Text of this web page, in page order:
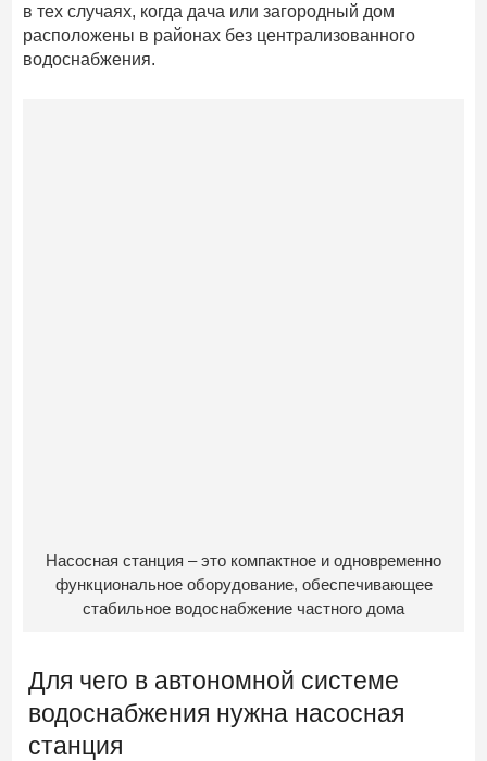
в тех случаях, когда дача или загородный дом
расположены в районах без централизованного
водоснабжения.
Насосная станция – это компактное и одновременно
функциональное оборудование, обеспечивающее
стабильное водоснабжение частного дома
Для чего в автономной системе
водоснабжения нужна насосная
станция